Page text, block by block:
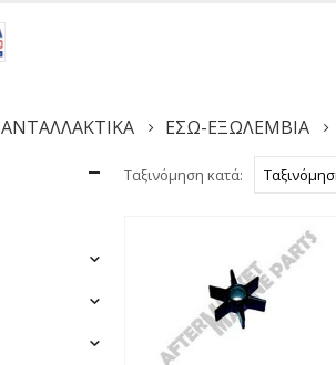
ΑΝΤΑΛΛΑΚΤΙΚΆ ΕΣΩ-ΕΞΩΛΕΜΒΙΑ
Ταξινόμηση κατά: